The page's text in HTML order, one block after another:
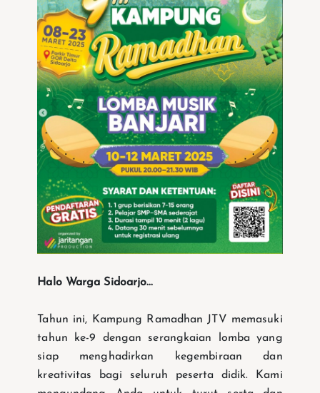
Halo Warga Sidoarjo...
Tahun ini, Kampung Ramadhan JTV memasuki
tahun ke-9 dengan serangkaian lomba yang
siap menghadirkan kegembiraan dan
kreativitas bagi seluruh peserta didik. Kami